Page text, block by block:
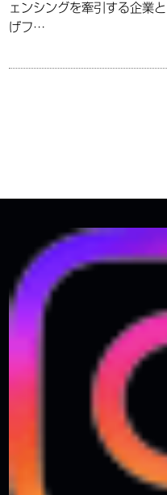
ェンシングを牽引する企業
げフ…